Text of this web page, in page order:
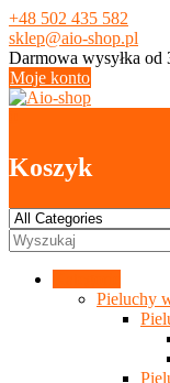
Skip
to
content
+48 502 435 582
sklep@aio-shop.pl
Darmowa wysyłka od
Moje konto
Koszyk
Pieluchy